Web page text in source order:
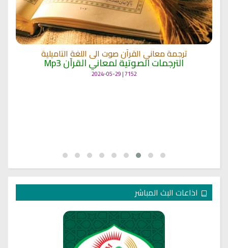
ترجمة معاني القرآن صوت الى اللغة التاميلية
الترجمات الصوتية لمعاني القرآن Mp3
7152 | 2024-05-29
اذاعات البث المباشر